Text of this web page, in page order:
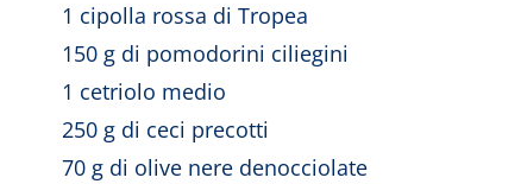
1 cipolla rossa di Tropea
150 g di pomodorini ciliegini
1 cetriolo medio
250 g di ceci precotti
70 g di olive nere denocciolate